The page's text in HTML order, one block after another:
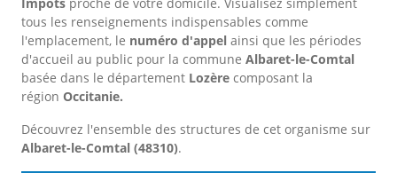
tous les renseignements indispensables comme
l'emplacement, le numéro d'appel ainsi que les périodes
d'accueil au public pour la commune Albaret-le-Comtal
basée dans le département Lozère composant la
région Occitanie.
Découvrez l'ensemble des structures de cet organisme sur
Albaret-le-Comtal (48310).